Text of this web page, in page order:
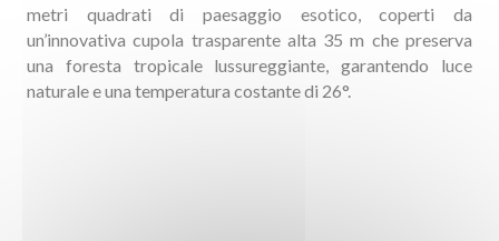
metri quadrati di paesaggio esotico, coperti da
un’innovativa cupola trasparente alta 35 m che preserva
una foresta tropicale lussureggiante, garantendo luce
naturale e una temperatura costante di 26°.